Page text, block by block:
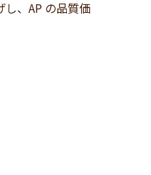
、AP の品質価